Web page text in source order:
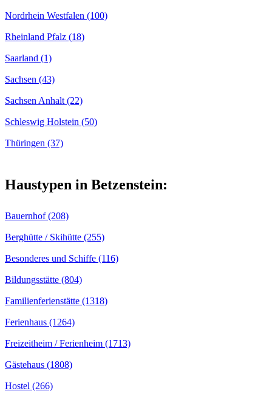
Nordrhein Westfalen (100)
Rheinland Pfalz (18)
Saarland (1)
Sachsen (43)
Sachsen Anhalt (22)
Schleswig Holstein (50)
Thüringen (37)
Haustypen in Betzenstein:
Bauernhof (208)
Berghütte / Skihütte (255)
Besonderes und Schiffe (116)
Bildungsstätte (804)
Familienferienstätte (1318)
Ferienhaus (1264)
Freizeitheim / Ferienheim (1713)
Gästehaus (1808)
Hostel (266)